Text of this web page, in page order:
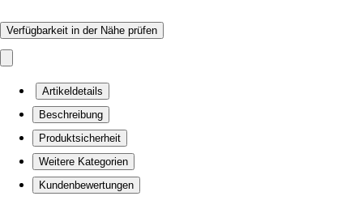
Verfügbarkeit in der Nähe prüfen
Artikeldetails
Beschreibung
Produktsicherheit
Weitere Kategorien
Kundenbewertungen